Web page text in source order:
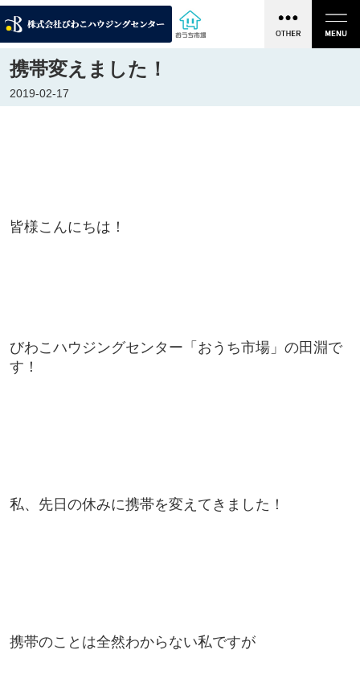
携帯変えました！
2019-02-17
皆様こんにちは！
びわこハウジングセンター「おうち市場」の田淵で
す！
私、先日の休みに携帯を変えてきました！
携帯のことは全然わからない私ですが